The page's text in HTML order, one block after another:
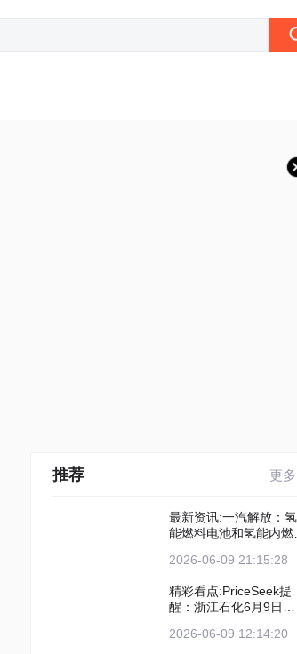
推荐 更多
最新资讯:一汽解放：氢
能燃料电池和氢能内燃
2026-06-09 21:15:28
精彩看点:PriceSeek提
醒：浙江石化6月9日苯
2026-06-09 12:14:20